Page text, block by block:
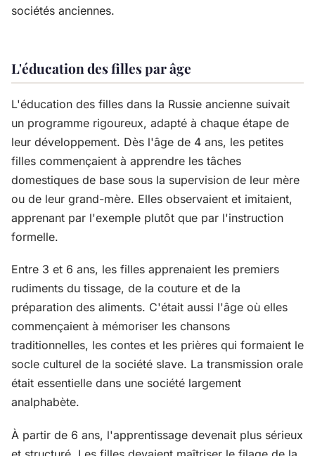
sociétés anciennes.
L'éducation des filles par âge
L'éducation des filles dans la Russie ancienne suivait
un programme rigoureux, adapté à chaque étape de
leur développement. Dès l'âge de 4 ans, les petites
filles commençaient à apprendre les tâches
domestiques de base sous la supervision de leur mère
ou de leur grand-mère. Elles observaient et imitaient,
apprenant par l'exemple plutôt que par l'instruction
formelle.
Entre 3 et 6 ans, les filles apprenaient les premiers
rudiments du tissage, de la couture et de la
préparation des aliments. C'était aussi l'âge où elles
commençaient à mémoriser les chansons
traditionnelles, les contes et les prières qui formaient le
socle culturel de la société slave. La transmission orale
était essentielle dans une société largement
analphabète.
À partir de 6 ans, l'apprentissage devenait plus sérieux